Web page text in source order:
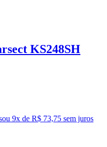
KS248SH
ou 9x de R$ 73,75 sem juros